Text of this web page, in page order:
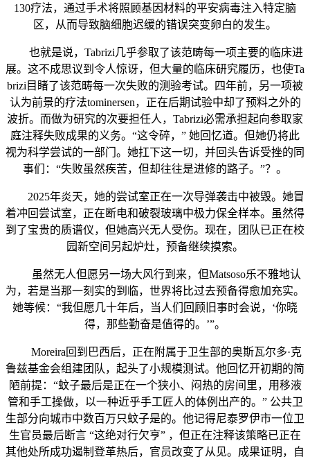
130疗法，通过手术将照顾基因材料的平安病毒注入特定脑
区，从而导致脑细胞迟缓的错误突变卵白的发生。
也就是说，Tabrizi几乎参取了该范畴每一项主要的临床进
展。这不成思议到令人惊讶，但大量的临床研究履历，也使Ta
brizi目睹了该范畴每一次失败的测验考试。四年前，另一项被
认为前景的疗法tominersen，正在后期试验中却了预料之外的
波折。而做为研究的次要担任人，Tabrizi必需承担起向参取家
庭注释失败成果的义务。“这令碎，” 她回忆道。但她仍将此
视为科学尝试的一部门。她扛下这一切，并回头告诉受挫的同
事们：“失败虽然疾苦，但却往往是进修的路子。”？。
2025年炎天，她的尝试室正在一次导弹袭击中被毁。她冒
着冲回尝试室，正在断电和破裂玻璃中极力保全样本。虽然得
到了宝贵的质谱仪，但她高兴无人受伤。现在，团队已正在校
园新空间另起炉灶，预备继续摸索。
虽然无人但愿另一场大风行到来，但Matsoso乐不雅地认
为，若是当那一刻实的到临，世界将比过去预备得愈加充实。
她等候：“我但愿几十年后，当人们回顾旧事时会说，‘你晓
得，那些勤奋是值得的。’”。
Moreira回到巴西后，正在附属于卫生部的奥斯瓦尔多·克
鲁兹基金会组建团队，起头了小规模测试。他回忆开初期的简
陋前提：“蚊子最后是正在一个狭小、闷热的房间里，用移液
管和手工操做，以一种近乎手工匠人的体例出产的。” 公共卫
生部分向城市中数百万只蚊子是的。他记得尼泰罗伊市一位卫
生官员最后断言 “这绝对行欠亨” ，但正在注释该策略已正在
其他处所成功遏制登革热后，官员改变了从见。成果证明，自